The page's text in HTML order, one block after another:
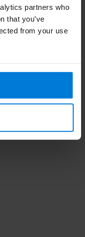
partners who
that you’ve
from your use